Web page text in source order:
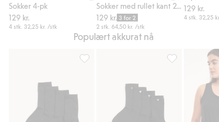
Sokker 4-pk
129 kr.
4 stk. 32,25 kr. /stk
129 kr. 3 for 2
2 stk.64,50 kr. /stk
129 kr.
4 stk. 32,25
Populært akkurat nå
4-pk. sokker